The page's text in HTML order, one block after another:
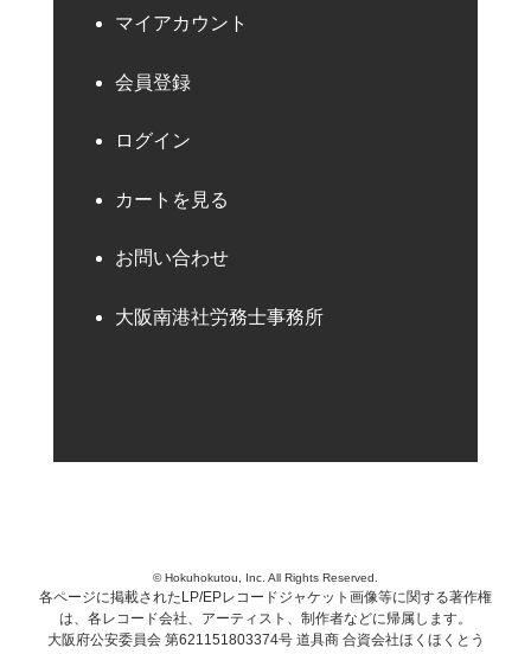
マイアカウント
会員登録
ログイン
カートを見る
お問い合わせ
大阪南港社労務士事務所
© Hokuhokutou, Inc. All Rights Reserved.
各ページに掲載されたLP/EPレコードジャケット画像等に関する著作権
は、各レコード会社、アーティスト、制作者などに帰属します。
大阪府公安委員会 第621151803374号 道具商 合資会社ほくほくとう